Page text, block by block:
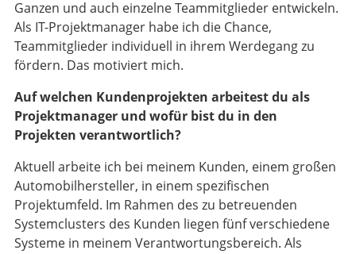
Ganzen und auch einzelne Teammitglieder entwickeln.
Als IT-Projektmanager habe ich die Chance,
Teammitglieder individuell in ihrem Werdegang zu
fördern. Das motiviert mich.
Auf welchen Kundenprojekten arbeitest du als
Projektmanager und wofür bist du in den
Projekten verantwortlich?
Aktuell arbeite ich bei meinem Kunden, einem großen
Automobilhersteller, in einem spezifischen
Projektumfeld. Im Rahmen des zu betreuenden
Systemclusters des Kunden liegen fünf verschiedene
Systeme in meinem Verantwortungsbereich. Als